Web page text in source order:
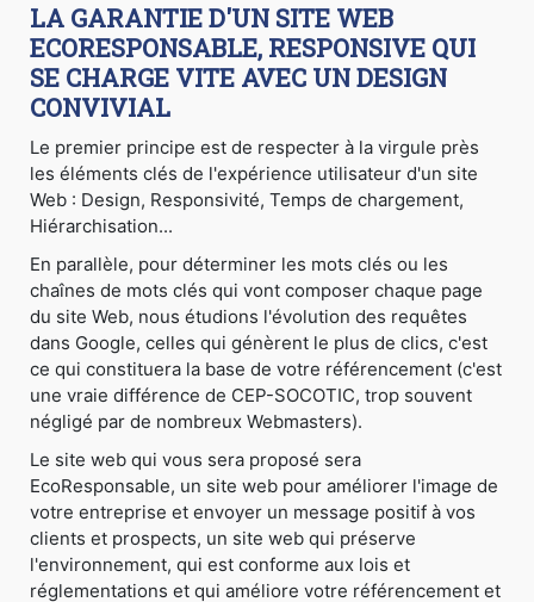
LA GARANTIE D'UN SITE WEB
ECORESPONSABLE, RESPONSIVE QUI
SE CHARGE VITE AVEC UN DESIGN
CONVIVIAL
Le premier principe est de respecter à la virgule près
les éléments clés de l'expérience utilisateur d'un site
Web : Design, Responsivité, Temps de chargement,
Hiérarchisation...
En parallèle, pour déterminer les mots clés ou les
chaînes de mots clés qui vont composer chaque page
du site Web, nous étudions l'évolution des requêtes
dans Google, celles qui génèrent le plus de clics, c'est
ce qui constituera la base de votre référencement (c'est
une vraie différence de CEP-SOCOTIC, trop souvent
négligé par de nombreux Webmasters).
Le site web qui vous sera proposé sera
EcoResponsable, un site web pour améliorer l'image de
votre entreprise et envoyer un message positif à vos
clients et prospects, un site web qui préserve
l'environnement, qui est conforme aux lois et
réglementations et qui améliore votre référencement et